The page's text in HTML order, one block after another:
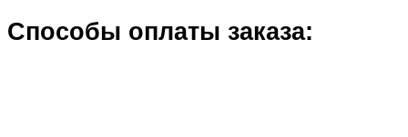
Способы оплаты заказа: